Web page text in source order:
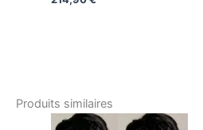
Produits similaires